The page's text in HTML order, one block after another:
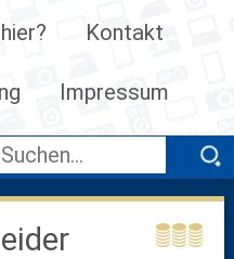
Kontakt
Impressum